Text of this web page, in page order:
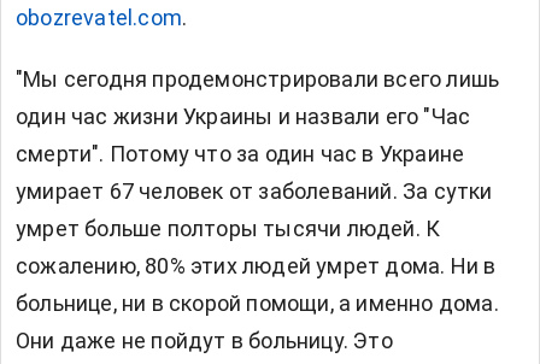
obozrevatel.com.
"Мы сегодня продемонстрировали всего лишь
один час жизни Украины и назвали его "Час
смерти". Потому что за один час в Украине
умирает 67 человек от заболеваний. За сутки
умрет больше полторы тысячи людей. К
сожалению, 80% этих людей умрет дома. Ни в
больнице, ни в скорой помощи, а именно дома.
Они даже не пойдут в больницу. Это